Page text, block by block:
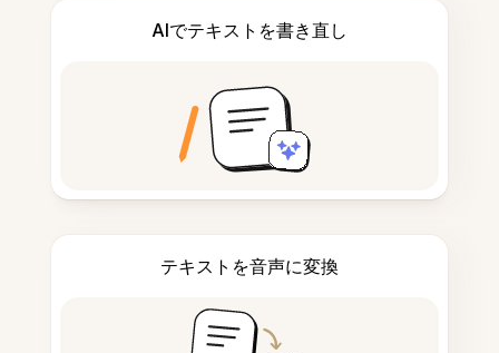
AIでテキストを書き直し
テキストを音声に変換